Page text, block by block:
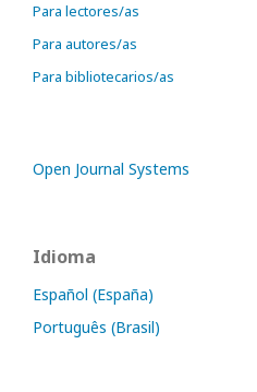
Para lectores/as
Para autores/as
Para bibliotecarios/as
Open Journal Systems
Idioma
Español (España)
Português (Brasil)